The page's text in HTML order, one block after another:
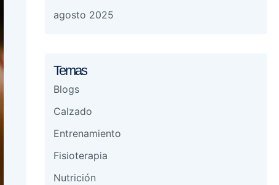
agosto 2025
Temas
Blogs
Calzado
Entrenamiento
Fisioterapia
Nutrición